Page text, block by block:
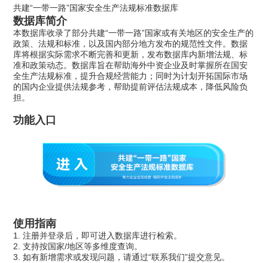
共建“一带一路”国家安全生产法规标准数据库
数据库简介
本数据库收录了部分共建“一带一路”国家或有关地区的安全生产的
政策、法规和标准，以及国内部分地方发布的规范性文件。数据
库将根据实际需求不断完善和更新，发布数据库内新增法规、标
准和政策动态。数据库旨在帮助海外中资企业及时掌握所在国安
全生产法规标准，提升合规经营能力；同时为计划开拓国际市场
的国内企业提供法规参考，帮助提前评估法规成本，降低风险负
担。
功能入口
使用指南
1. 注册并登录后，即可进入数据库进行检索。
2. 支持按国家/地区等多维度查询。
3. 如有新增需求或发现问题，请通过“联系我们”提交意见。